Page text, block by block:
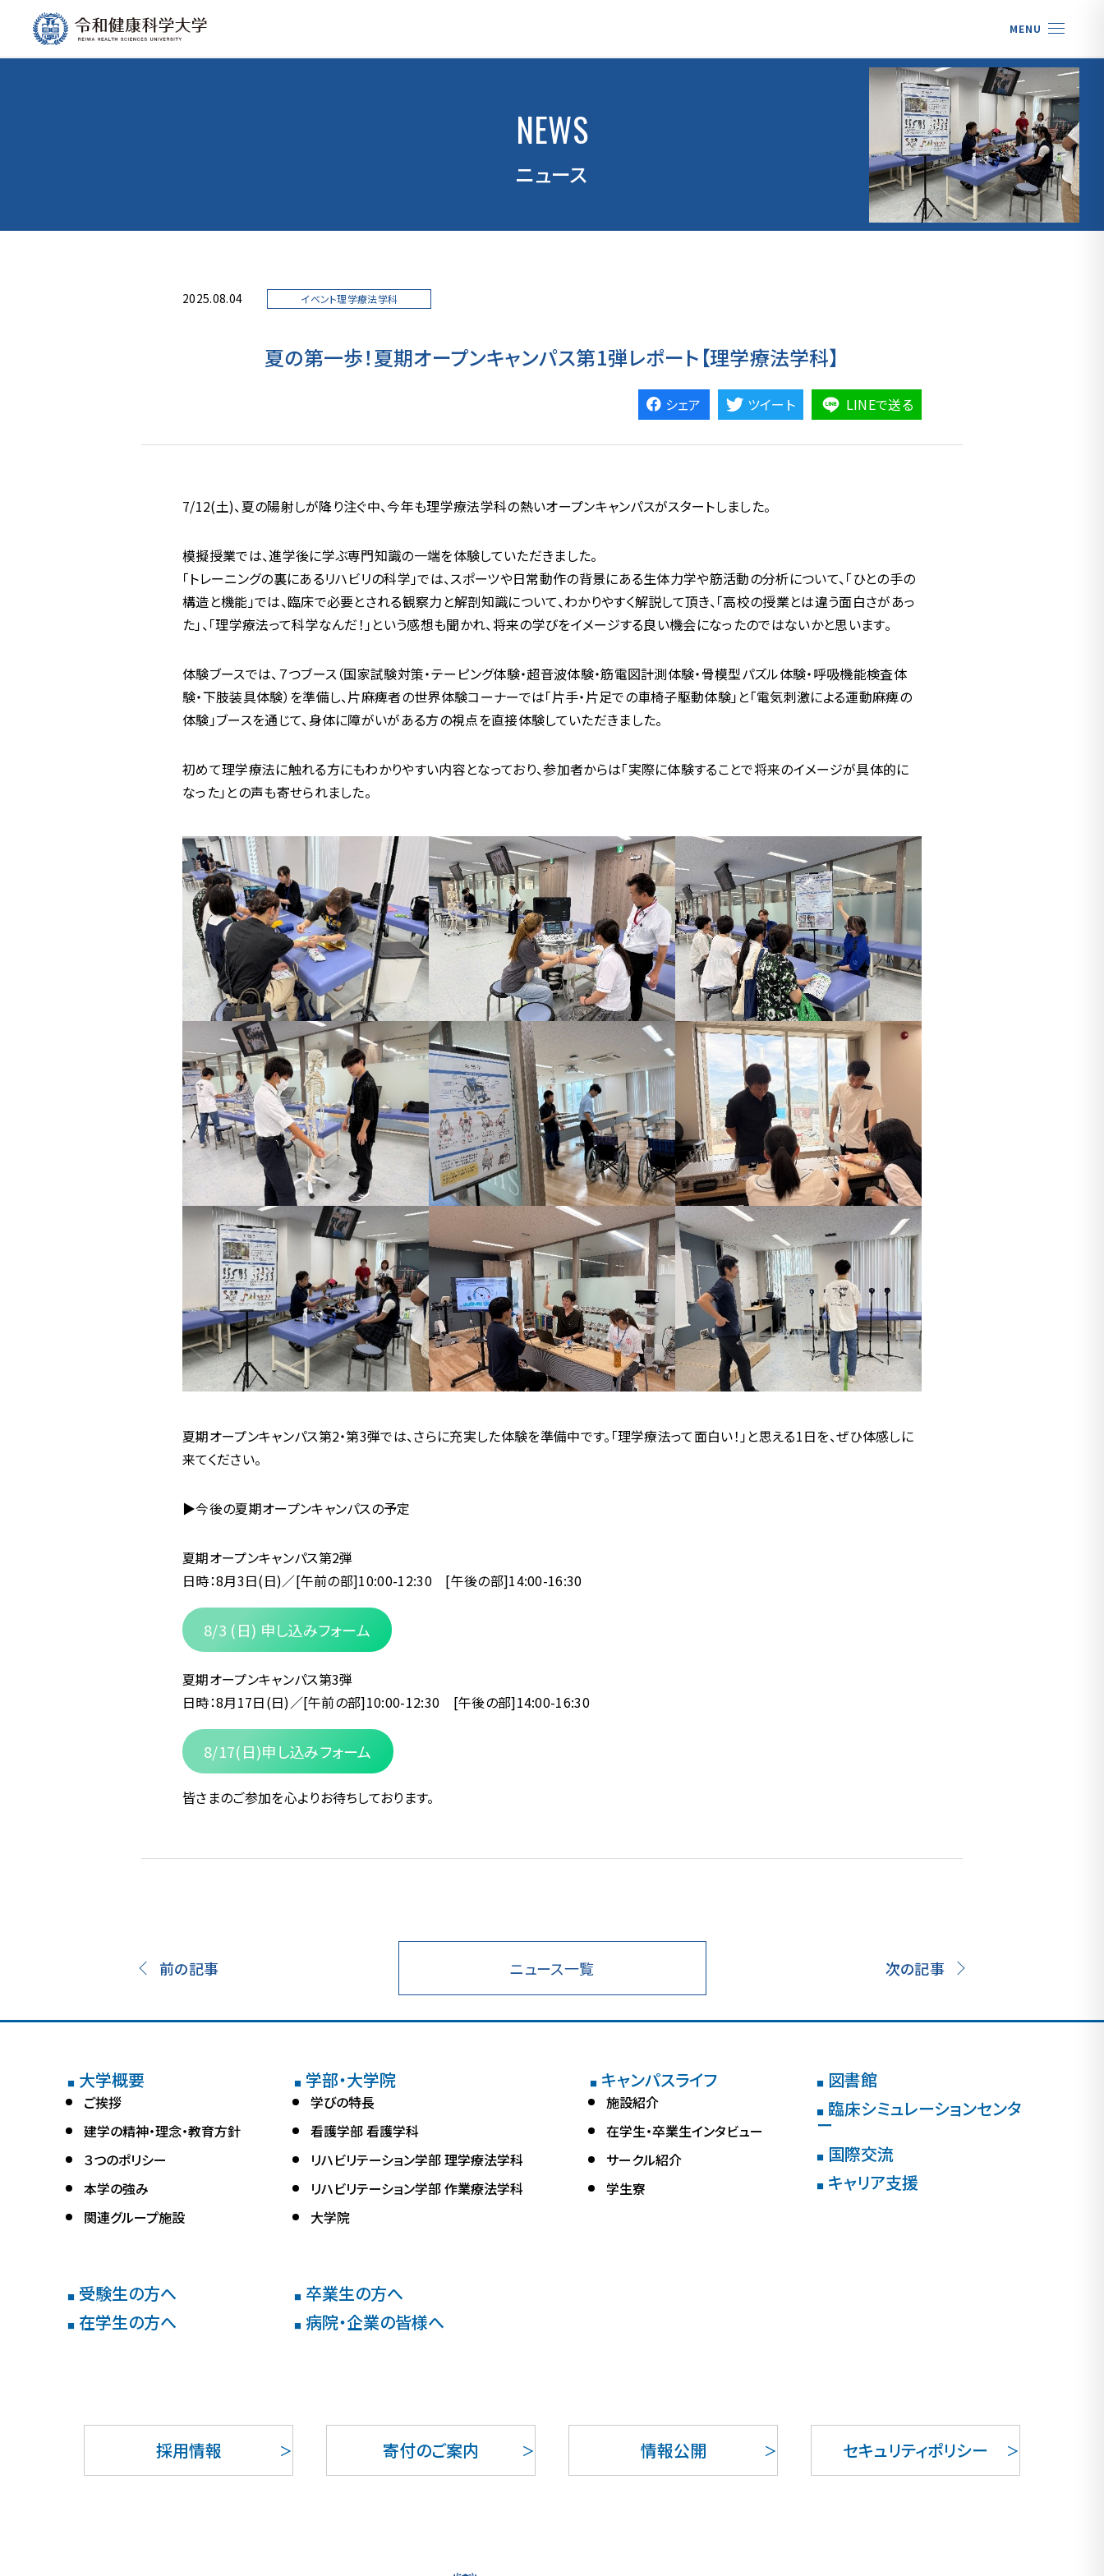
MENU
NEWS
ニュース
2025.08.04 イベント理学療法学科
夏の第一歩！夏期オープンキャンパス第1弾レポート【理学療法学科】
シェア ツイート LINEで送る
7/12(土)、夏の陽射しが降り注ぐ中、今年も理学療法学科の熱いオープンキャンパスがスタートしました。
模擬授業では、進学後に学ぶ専門知識の一端を体験していただきました。
「トレーニングの裏にあるリハビリの科学」では、スポーツや日常動作の背景にある生体力学や筋活動の分析について、「ひとの手の
構造と機能」では、臨床で必要とされる観察力と解剖知識について、わかりやすく解説して頂き、「高校の授業とは違う面白さがあっ
た」、「理学療法って科学なんだ！」という感想も聞かれ、将来の学びをイメージする良い機会になったのではないかと思います。
体験ブースでは、７つブース（国家試験対策・テーピング体験・超音波体験・筋電図計測体験・骨模型パズル体験・呼吸機能検査体
験・下肢装具体験）を準備し、片麻痺者の世界体験コーナーでは「片手・片足での車椅子駆動体験」と「電気刺激による運動麻痺の
体験」ブースを通じて、身体に障がいがある方の視点を直接体験していただきました。
初めて理学療法に触れる方にもわかりやすい内容となっており、参加者からは「実際に体験することで将来のイメージが具体的に
なった」との声も寄せられました。
夏期オープンキャンパス第2・第3弾では、さらに充実した体験を準備中です。「理学療法って面白い！」と思える1日を、ぜひ体感しに
来てください。
▶今後の夏期オープンキャンパスの予定
夏期オープンキャンパス第2弾
日時：8月3日(日)／[午前の部]10:00-12:30 [午後の部]14:00-16:30
8/3 (日) 申し込みフォーム
夏期オープンキャンパス第3弾
日時：8月17日(日)／[午前の部]10:00-12:30 [午後の部]14:00-16:30
8/17(日)申し込みフォーム
皆さまのご参加を心よりお待ちしております。
前の記事 ニュース一覧 次の記事
■ 大学概要
ご挨拶
建学の精神・理念・教育方針
３つのポリシー
本学の強み
関連グループ施設
■ 学部・大学院
学びの特長
看護学部 看護学科
リハビリテーション学部 理学療法学科
リハビリテーション学部 作業療法学科
大学院
■ キャンパスライフ
施設紹介
在学生・卒業生インタビュー
サークル紹介
学生寮
■ 図書館
■ 臨床シミュレーションセンタ
ー
■ 国際交流
■ キャリア支援
■ 受験生の方へ
■ 在学生の方へ
■ 卒業生の方へ
■ 病院・企業の皆様へ
採用情報 寄付のご案内 情報公開 セキュリティポリシー